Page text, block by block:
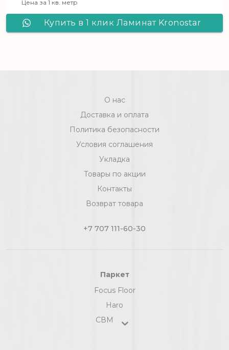
Цена за 1 кв. метр
Купить в 1 клик Ламинат Kronostar
О нас
Доставка и оплата
Политика безопасности
Условия соглашения
Укладка
Товары по акции
Контакты
Возврат товара
+7 707 111-60-30
Паркет
Focus Floor
Haro
СВМ